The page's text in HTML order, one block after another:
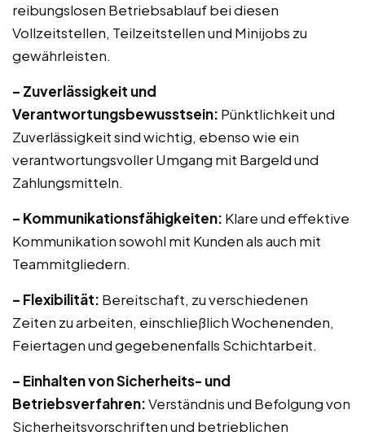
reibungslosen Betriebsablauf bei diesen
Vollzeitstellen, Teilzeitstellen und Minijobs zu
gewährleisten.
– Zuverlässigkeit und
Verantwortungsbewusstsein: Pünktlichkeit und
Zuverlässigkeit sind wichtig, ebenso wie ein
verantwortungsvoller Umgang mit Bargeld und
Zahlungsmitteln.
– Kommunikationsfähigkeiten: Klare und effektive
Kommunikation sowohl mit Kunden als auch mit
Teammitgliedern.
– Flexibilität: Bereitschaft, zu verschiedenen
Zeiten zu arbeiten, einschließlich Wochenenden,
Feiertagen und gegebenenfalls Schichtarbeit.
– Einhalten von Sicherheits- und
Betriebsverfahren:Verständnis und Befolgung von
Sicherheitsvorschriften und betrieblichen